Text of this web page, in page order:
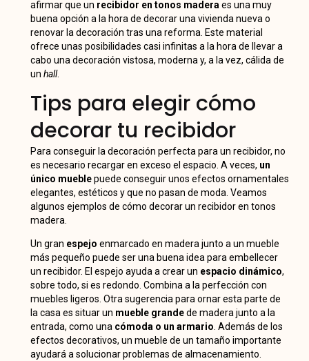
afirmar que un recibidor en tonos maderaes una muy
buena opción a la hora de decorar una vivienda nueva o
renovar la decoración tras una reforma. Este material
ofrece unas posibilidades casi infinitas a la hora de llevar a
cabo una decoración vistosa, moderna y, a la vez, cálida de
un hall.
Tips para elegir cómo
decorar tu recibidor
Para conseguir la decoración perfecta para un recibidor, no
es necesario recargar en exceso el espacio. A veces, un
único mueblepuede conseguir unos efectos ornamentales
elegantes, estéticos y que no pasan de moda. Veamos
algunos ejemplos de cómo decorar un recibidor en tonos
madera.
Un gran espejo enmarcado en madera junto a un mueble
más pequeño puede ser una buena idea para embellecer
un recibidor. El espejo ayuda a crear un espacio dinámico,
sobre todo, si es redondo. Combina a la perfección con
muebles ligeros. Otra sugerencia para ornar esta parte de
la casa es situar un mueble grandede madera junto a la
entrada, como una cómoda o un armario. Además de los
efectos decorativos, un mueble de un tamaño importante
ayudará a solucionar problemas de almacenamiento.